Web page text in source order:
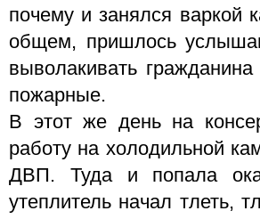
почему и занялся варкой
общем, пришлось
выволакивать
пожарные.
В этот же день на
работу на холодильной
ДВП. Туда и попала
утеплитель начал тлеть,